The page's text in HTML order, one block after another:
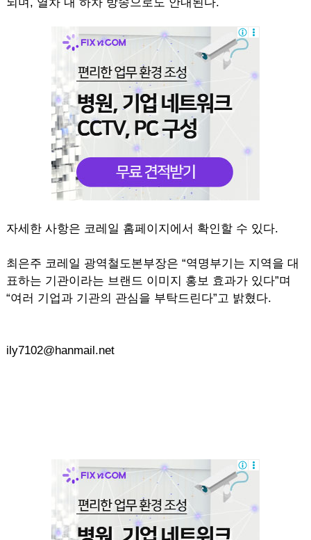
자세한 사항은 코레일 홈페이지에서 확인할 수 있다.
최은주 코레일 광역철도본부장은 “역명부기는 지역을 대
표하는 기관이라는 브랜드 이미지 홍보 효과가 있다”며
“여러 기업과 기관의 관심을 부탁드린다”고 밝혔다.
ily7102@hanmail.net